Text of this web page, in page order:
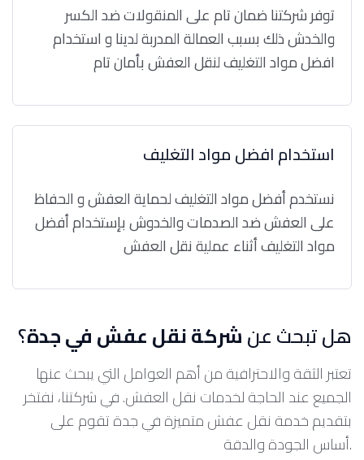
توفر شركتنا ضمان تام على المنقولات ضد الكسر
والخدش ذلك بسبب العمالة المدربة لدينا و استخدام
افضل مواد التغليف لنقل العفش بأمان تام
استخدام افضل مواد التغليف
نستخدم أفضل مواد التغليف لحماية العفش و الحفاظ
على العفش ضد الصدمات والخدوش بإستخدام أفضل
مواد التغليف أثناء عملية نقل العفش
هل تبحث عنشركة نقل عفش في جدة؟
تعتبر الثقة والاحترافية من أهم العوامل التي يبحث عنها
الجميع عند الحاجة لخدمات نقل العفش. في شركتنا، نفتخر
بتقديم خدمة نقل عفش متميزة في جدة تقوم على
أساس الجودة والدقة.